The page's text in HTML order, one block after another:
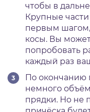
чтобы в
Крупные
первым шагом,
косы. Вы
попробовать
каждый раз
По окончанию
немного
прядки. Но не